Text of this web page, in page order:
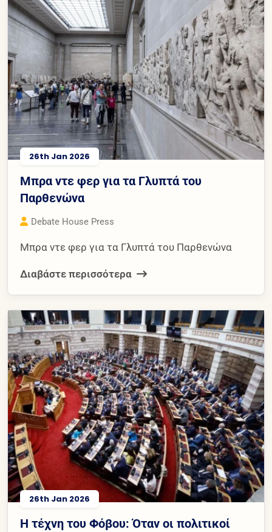
26th Jan 2026
Μπρα ντε φερ για τα Γλυπτά του
Παρθενώνα
Debate House Press
Μπρα ντε φερ για τα Γλυπτά του Παρθενώνα
Διαβάστε περισσότερα
26th Jan 2026
Η τέχνη του Φόβου: Όταν οι πολιτικοί